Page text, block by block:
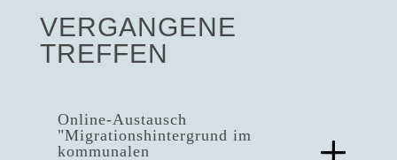
VERGANGENE
TREFFEN
Online-Austausch
"Migrationshintergrund im
kommunalen